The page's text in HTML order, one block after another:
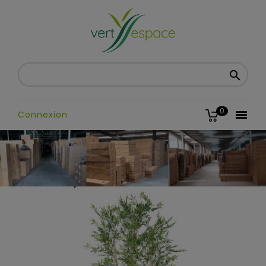


0
Connexion